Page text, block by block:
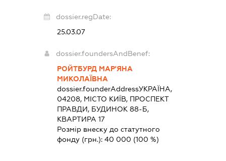
dossier.regDate:
25.03.07
dossier.foundersAndBenef:
РОЙТБУРД МАР'ЯНА
МИКОЛАЇВНА
dossier.founderAddressУКРАЇНА,
04208, МІСТО КИЇВ, ПРОСПЕКТ
ПРАВДИ, БУДИНОК 88-Б,
КВАРТИРА 17
Розмір внеску до статутного
фонду (грн.): 40 000 (100 %)